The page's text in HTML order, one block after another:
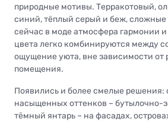
природные мотивы. Терракотовый,
синий, тёплый серый и беж, сложные
сейчас в моде атмосфера гармонии
цвета легко комбинируются между
ощущение уюта, вне зависимости от
помещения.
Появились и более смелые решения:
насыщенных оттенков – бутылочно-
тёмный янтарь – на фасадах,